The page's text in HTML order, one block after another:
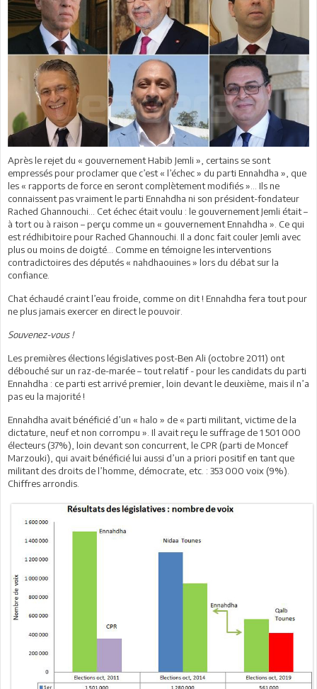
Après le rejet du « gouvernement Habib Jemli », certains se sont
empressés pour proclamer que c’est « l’échec » du parti Ennahdha », que
les « rapports de force en seront complètement modifiés »… Ils ne
connaissent pas vraiment le parti Ennahdha ni son président-fondateur
Rached Ghannouchi… Cet échec était voulu : le gouvernement Jemli était –
à tort ou à raison – perçu comme un « gouvernement Ennahdha ». Ce qui
est rédhibitoire pour Rached Ghannouchi. Il a donc fait couler Jemli avec
plus ou moins de doigté… Comme en témoigne les interventions
contradictoires des députés « nahdhaouines » lors du débat sur la
confiance.
Chat échaudé craint l’eau froide, comme on dit ! Ennahdha fera tout pour
ne plus jamais exercer en direct le pouvoir.
Souvenez-vous !
Les premières élections législatives post-Ben Ali (octobre 2011) ont
débouché sur un raz-de-marée – tout relatif - pour les candidats du parti
Ennahdha : ce parti est arrivé premier, loin devant le deuxième, mais il n’a
pas eu la majorité !
Ennahdha avait bénéficié d’un « halo » de « parti militant, victime de la
dictature, neuf et non corrompu ». Il avait reçu le suffrage de 1 501 000
électeurs (37%), loin devant son concurrent, le CPR (parti de Moncef
Marzouki), qui avait bénéficié lui aussi d’un a priori positif en tant que
militant des droits de l’homme, démocrate, etc. : 353 000 voix (9%).
Chiffres arrondis.